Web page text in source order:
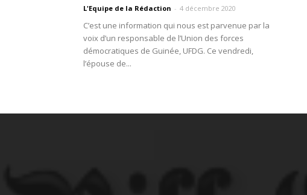
L'Equipe de la Rédaction - 4 décembre 2020
C’est une information qui nous est parvenue par la
voix d’un responsable de l’Union des forces
démocratiques de Guinée, UFDG. Ce vendredi,
l’épouse de...